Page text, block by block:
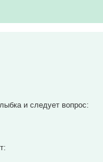
и следует вопрос: